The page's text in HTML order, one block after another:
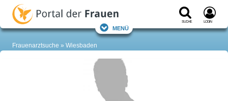
Suche Login
Menü
Frauenarztsuche Wiesbaden